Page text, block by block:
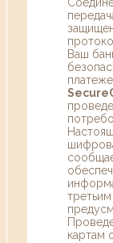
Ваш
картам